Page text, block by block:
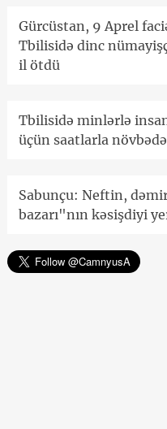
Gürcüstan, 9 Aprel
Tbilisidə dinc
il ötdü
Tbilisidə minlərlə
üçün saatlarla
Sabunçu: Neftin,
bazarı"nın kəsişdiyi